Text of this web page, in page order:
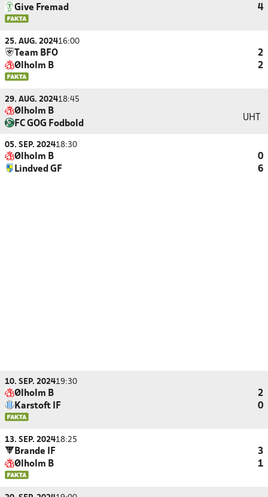
Give Fremad
4
25. AUG. 202416:00
Team BFO
2
Ølholm B
2
29. AUG. 202418:45
Ølholm B
FC GOG Fodbold
UHT
05. SEP. 202418:30
Ølholm B
0
Lindved GF
6
10. SEP. 202419:30
Ølholm B
2
Karstoft IF
0
13. SEP. 202418:25
Brande IF
3
Ølholm B
1